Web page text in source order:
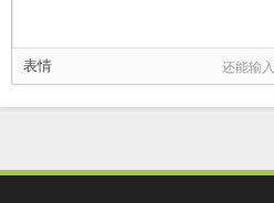
表情 还能输入